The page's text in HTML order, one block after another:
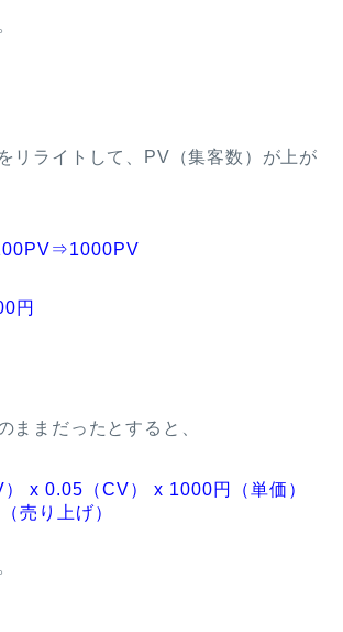
リライトして、PV（集客数）が上が
円
ままだったとすると、
x 0.05（CV） x 1000円（単価）
売り上げ）